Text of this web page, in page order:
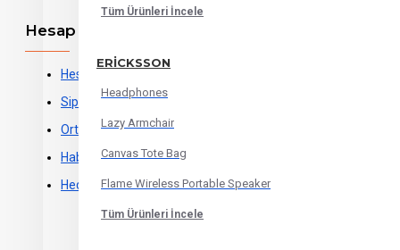
Tüm Ürünleri İncele
ERICKSSON
Headphones
Lazy Armchair
Canvas Tote Bag
Flame Wireless Portable Speaker
Tüm Ürünleri İncele
Hesap Sayfası
Hesabınız
Siparişleriniz
Ortaklıklar
Haber Bülteni
Hediye Çeki